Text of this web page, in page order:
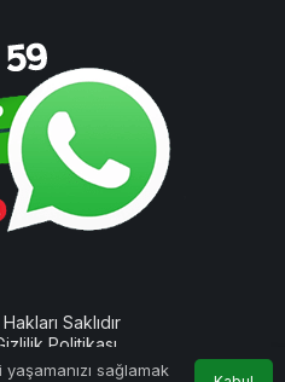
sağlamak
Saklıdır
Politikası